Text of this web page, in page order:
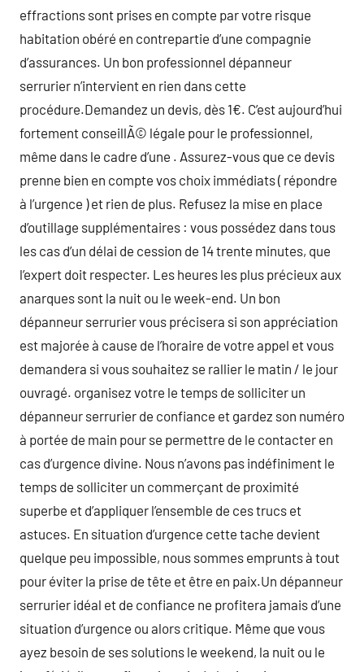
effractions sont prises en compte par votre risque
habitation obéré en contrepartie d’une compagnie
d’assurances. Un bon professionnel dépanneur
serrurier n’intervient en rien dans cette
procédure.Demandez un devis, dès 1€. C’est aujourd’hui
fortement conseillÃ© légale pour le professionnel,
même dans le cadre d’une . Assurez-vous que ce devis
prenne bien en compte vos choix immédiats ( répondre
à l’urgence ) et rien de plus. Refusez la mise en place
d’outillage supplémentaires : vous possédez dans tous
les cas d’un délai de cession de 14 trente minutes, que
l’expert doit respecter. Les heures les plus précieux aux
anarques sont la nuit ou le week-end. Un bon
dépanneur serrurier vous précisera si son appréciation
est majorée à cause de l’horaire de votre appel et vous
demandera si vous souhaitez se rallier le matin / le jour
ouvragé. organisez votre le temps de solliciter un
dépanneur serrurier de confiance et gardez son numéro
à portée de main pour se permettre de le contacter en
cas d’urgence divine. Nous n’avons pas indéfiniment le
temps de solliciter un commerçant de proximité
superbe et d’appliquer l’ensemble de ces trucs et
astuces. En situation d’urgence cette tache devient
quelque peu impossible, nous sommes emprunts à tout
pour éviter la prise de tête et être en paix.Un dépanneur
serrurier idéal et de confiance ne profitera jamais d’une
situation d’urgence ou alors critique. Même que vous
ayez besoin de ses solutions le weekend, la nuit ou le